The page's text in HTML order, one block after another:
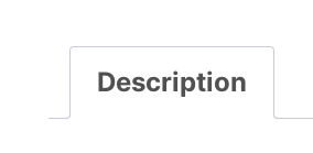
Description